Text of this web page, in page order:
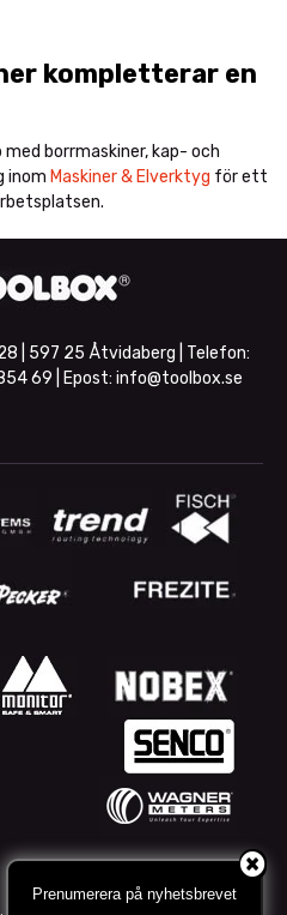
kompletterar en
borrmaskiner, kap- och
inom Maskiner & Elverktyg för ett
| 597 25 Åtvidaberg | Telefon:
69 | Epost: info@toolbox.se
Prenumerera på nyhetsbrevet